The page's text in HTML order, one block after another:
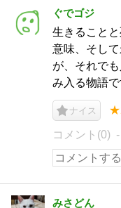
ぐでゴジ
生きること
意味、そし
が、それで
み入る物語で
ナイス
コメント(0)
みさどん